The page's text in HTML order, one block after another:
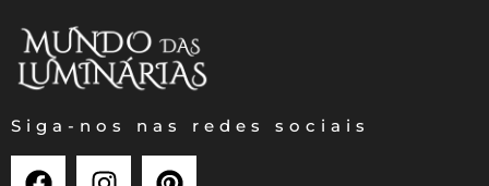
Siga-nos nas redes sociais